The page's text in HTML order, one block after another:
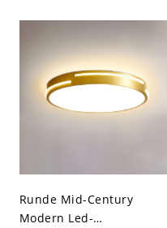
Runde Mid-Century
Modern Led-